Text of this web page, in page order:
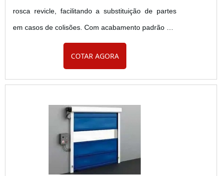
rosca revicle, facilitando a substituição de partes
em casos de colisões. Com acabamento padrão em
aço galvanizado, opcionalmente em pintura
eletrostática na cor (ral) a ser definida ou aço inox.
portas rápidas, pela sua resistência, qualidade e
durabilidade. Porta ...
COTAR AGORA